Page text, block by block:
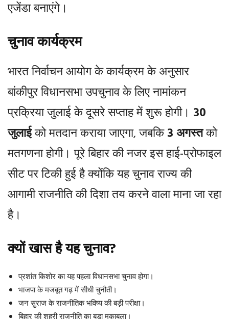
एजेंडा बनाएंगे।
चुनाव कार्यक्रम
भारत निर्वाचन आयोग के कार्यक्रम के अनुसार
बांकीपुर विधानसभा उपचुनाव के लिए नामांकन
प्रक्रिया जुलाई के दूसरे सप्ताह में शुरू होगी। 30
जुलाईको मतदान कराया जाएगा, जबकि3 अगस्तको
मतगणना होगी। पूरे बिहार की नजर इस हाई-प्रोफाइल
सीट पर टिकी हुई है क्योंकि यह चुनाव राज्य की
आगामी राजनीति की दिशा तय करने वाला माना जा रहा
है।
क्यों खास है यह चुनाव?
प्रशांत किशोर का यह पहला विधानसभा चुनाव होगा।
भाजपा के मजबूत गढ़ में सीधी चुनौती।
जन सुराज के राजनीतिक भविष्य की बड़ी परीक्षा।